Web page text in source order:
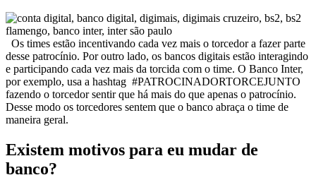
Os times estão incentivando cada vez mais o torcedor a fazer parte
desse patrocínio. Por outro lado, os bancos digitais estão interagindo
e participando cada vez mais da torcida com o time. O Banco Inter,
por exemplo, usa a hashtag #PATROCINADORTORCEJUNTO
fazendo o torcedor sentir que há mais do que apenas o patrocínio.
Desse modo os torcedores sentem que o banco abraça o time de
maneira geral.
Existem motivos para eu mudar de
banco?